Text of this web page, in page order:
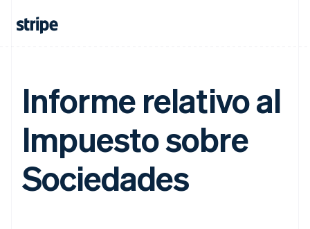
Informe relativo al
Impuesto sobre
Sociedades
English
Germania
DeutschEnglish
日本語English
Gibilterra
Grecia
English